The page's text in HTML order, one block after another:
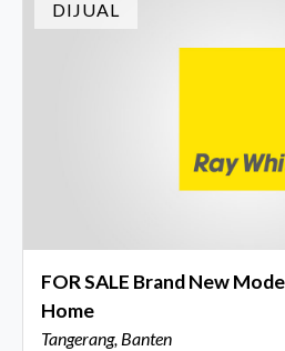
DIJUAL
FOR SALE Brand New
Home
Tangerang, Banten